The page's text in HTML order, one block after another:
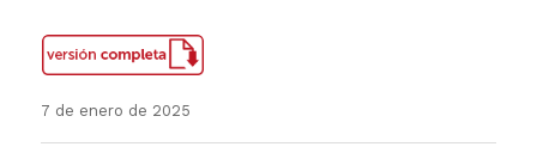
7 de enero de 2025